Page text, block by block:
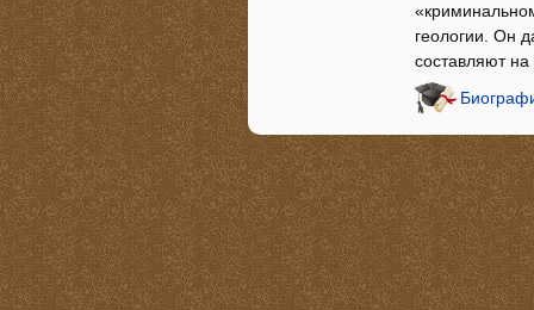
геологии. Он
составляют